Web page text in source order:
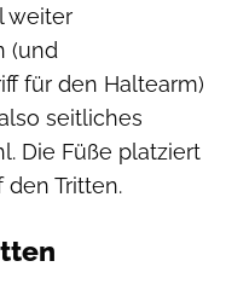
weiter
(und
für den Haltearm)
seitliches
Die Füße platziert
Tritten.